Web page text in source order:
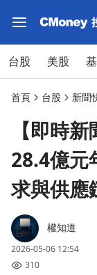
台股 美股
首頁 台股 新聞
【即時
28.4億元
求與供應
權知道
2026-05-06 12:54
310